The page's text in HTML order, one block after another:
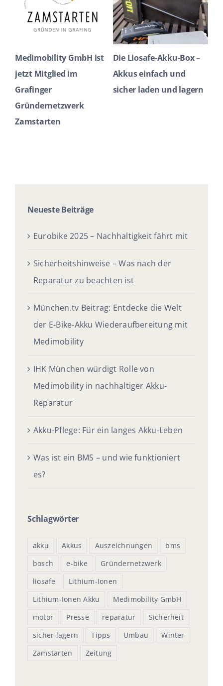
Medimobility GmbH ist
jetzt Mitglied im
Grafinger
Gründernetzwerk
Zamstarten
Die Liosafe-Akku-Box –
Akkus einfach und
sicher laden und lagern
Neueste Beiträge
Eurobike 2025 – Nachhaltigkeit fährt mit
Sicherheitshinweise – Was nach der
Reparatur zu beachten ist
München.tv Beitrag: Entdecke die Welt
der E-Bike-Akku Wiederaufbereitung mit
Medimobility
IHK München würdigt Rolle von
Medimobility in nachhaltiger Akku-
Reparatur
Akku-Pflege: Für ein langes Akku-Leben
Was ist ein BMS – und wie funktioniert
es?
Schlagwörter
akku Akkus Auszeichnungen
bms
bosch
e-bike
Gründernetzwerk
liosafe
Lithium-Ionen
Lithium-Ionen Akku
Medimobility GmbH
motor
Presse reparatur
Sicherheit
sicher lagern
Tipps Umbau
Winter
Zamstarten
Zeitung